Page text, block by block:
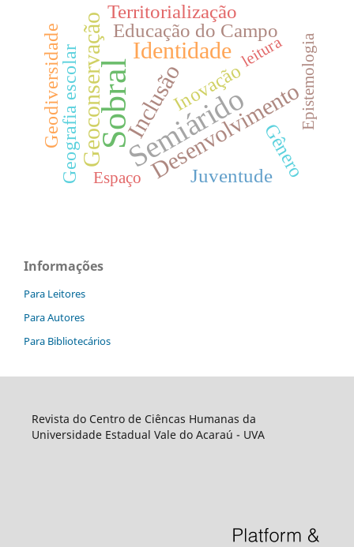
SobralSemiárido
Geoconservação Inclusão
Desenvolvimento
Identidade
Educação do Campo
Geografia escolar
Geodiversidade
Gênero
Territorialização
Inovação
Juventude
Epistemologia
leitura
Espaço
Informações
Para Leitores
Para Autores
Para Bibliotecários
Revista do Centro de Ciêncas Humanas da
Universidade Estadual Vale do Acaraú - UVA